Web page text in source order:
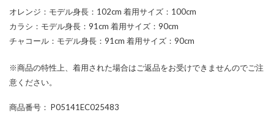
オレンジ：モデル身長：102cm 着用サイズ：100cm
カラシ：モデル身長：91cm 着用サイズ：90cm
チャコール：モデル身長：91cm 着用サイズ：90cm
※商品の特性上、着用された場合はご返品をお受けできませんのでご注
意ください。
商品番号 ： P05141EC025483